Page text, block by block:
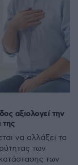
αξιολογεί την
να αλλάξει τα
των
των